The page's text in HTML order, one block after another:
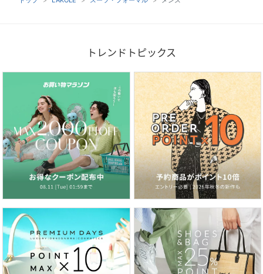
トレンドトピックス